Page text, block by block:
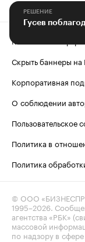
РЕШЕНИЕ
Контактная
Скрыть баннеры на
Корпоративная
О соблюдении
Пользовательское
Политика в
Политика
© ООО
1995–2026 .
агентства «РБК»
массовой
по надзору в